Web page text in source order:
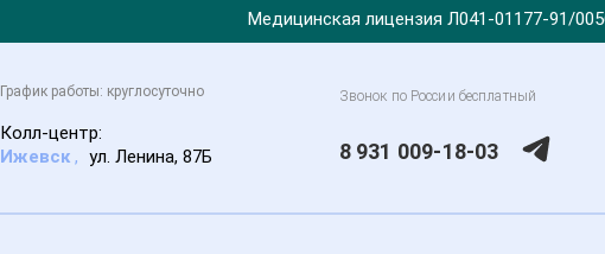
Медицинская лицензия Л041-01177-91/
График работы: круглосуточно
Колл-центр:
Ижевск, ул. Ленина, 87Б
Звонок по России бесплатный
8 931 009-18-03